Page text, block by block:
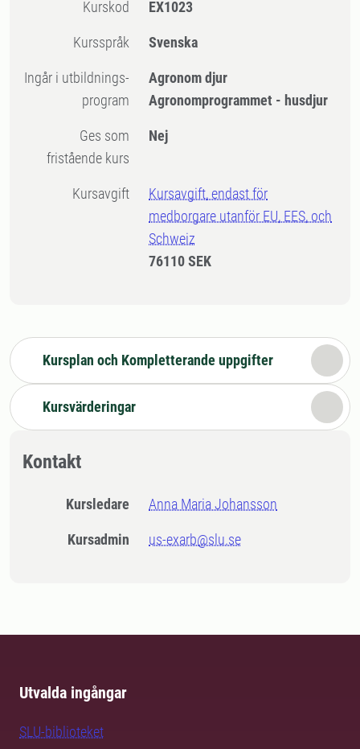
Kurskod EX1023
Kursspråk Svenska
Ingår i utbildnings-
program
Agronom djur
Agronomprogrammet - husdjur
Ges som
fristående kurs
Nej
Kursavgift
Kursavgift, endast för
medborgare utanför EU, EES, och
Schweiz
76110 SEK
Kursplan och Kompletterande uppgifter
Kursvärderingar
Kontakt
Kursledare Anna Maria Johansson
Kursadmin us-exarb@slu.se
Utvalda ingångar
SLU-biblioteket